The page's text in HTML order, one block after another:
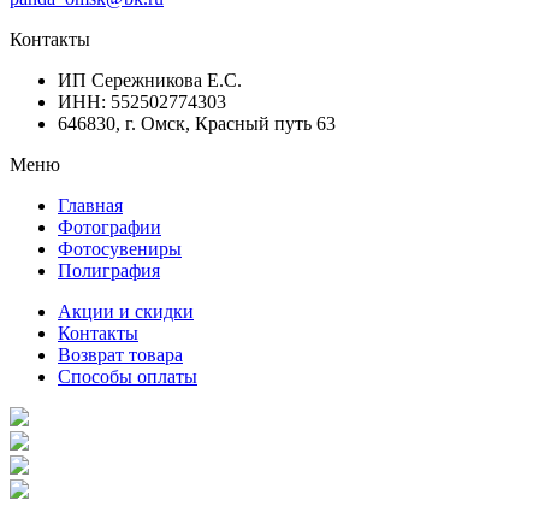
Контакты
ИП Сережникова Е.С.
ИНН: 552502774303
646830, г. Омск, Красный путь 63
Меню
Главная
Фотографии
Фотосувениры
Полиграфия
Акции и скидки
Контакты
Возврат товара
Способы оплаты